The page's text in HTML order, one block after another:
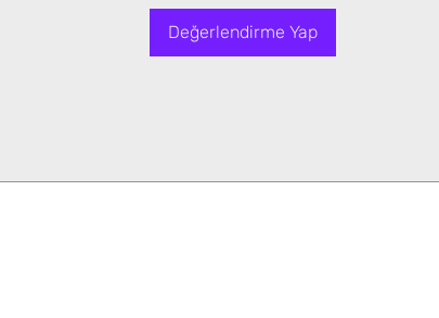
Değerlendirme Yap